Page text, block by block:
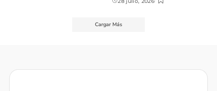
Cargar Más